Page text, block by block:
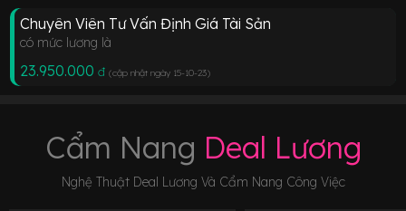
Chuyên Viên Tư Vấn Định Giá Tài Sản
có mức lương là
23.950.000 đ (cập nhật ngày 15-10-23)
Cẩm Nang Deal Lương
Nghệ Thuật Deal Lương Và Cẩm Nang Công Việc